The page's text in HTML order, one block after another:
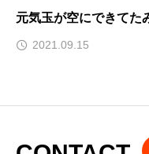
元気玉が空にできてた
2021.09.15